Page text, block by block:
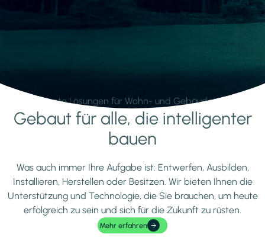
Intelligente Lösungen für Wohn- und Gebäudetechnik.
Mehr erfahren
Gebaut für alle, die intelligenter
bauen
Was auch immer Ihre Aufgabe ist: Entwerfen, Ausbilden,
Installieren, Herstellen oder Besitzen. Wir bieten Ihnen die
Unterstützung und Technologie, die Sie brauchen, um heute
erfolgreich zu sein und sich für die Zukunft zu rüsten.
Mehr erfahren